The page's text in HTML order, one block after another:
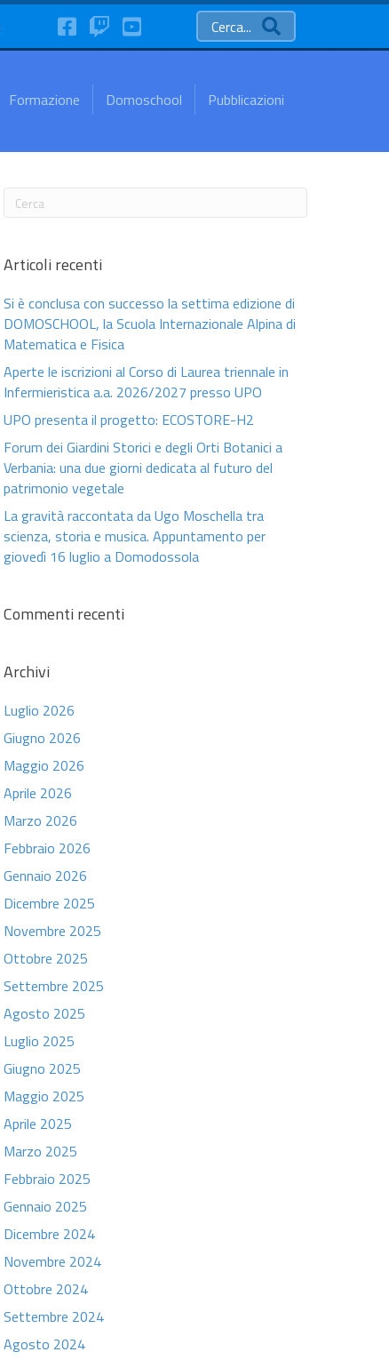
FaceBookTwitchYouTube Cerca...
Formazione Domoschool Pubblicazioni
Articoli recenti
Si è conclusa con successo la settima edizione di
DOMOSCHOOL, la Scuola Internazionale Alpina di
Matematica e Fisica
Aperte le iscrizioni al Corso di Laurea triennale in
Infermieristica a.a. 2026/2027 presso UPO
UPO presenta il progetto: ECOSTORE-H2
Forum dei Giardini Storici e degli Orti Botanici a
Verbania: una due giorni dedicata al futuro del
patrimonio vegetale
La gravità raccontata da Ugo Moschella tra
scienza, storia e musica. Appuntamento per
giovedì 16 luglio a Domodossola
Commenti recenti
Archivi
Luglio 2026
Giugno 2026
Maggio 2026
Aprile 2026
Marzo 2026
Febbraio 2026
Gennaio 2026
Dicembre 2025
Novembre 2025
Ottobre 2025
Settembre 2025
Agosto 2025
Luglio 2025
Giugno 2025
Maggio 2025
Aprile 2025
Marzo 2025
Febbraio 2025
Gennaio 2025
Dicembre 2024
Novembre 2024
Ottobre 2024
Settembre 2024
Agosto 2024